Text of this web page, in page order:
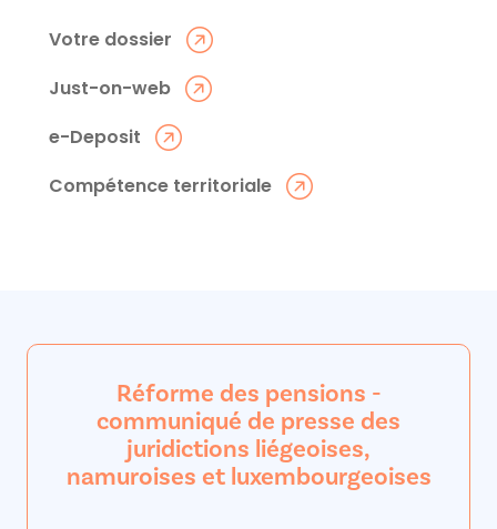
Votre dossier
Just-on-web
e-Deposit
Compétence territoriale
Réforme des pensions -
communiqué de presse des
juridictions liégeoises,
namuroises et luxembourgeoises